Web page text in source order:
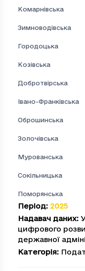
Комарнівська
Зимноводівська
Городоцька
Козівська
Добротвірська
Івано-Франківська
Оброшинська
Золочівська
Мурованська
Сокільницька
Поморянська
Період: 2025
Надавач даних:
цифрового
державної
Категорія: